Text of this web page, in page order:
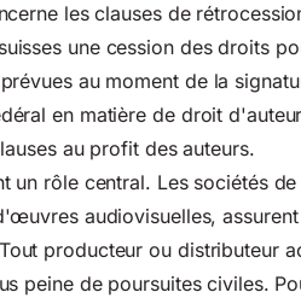
les clauses de
une cession des droits
au moment de la
en matière de droit
au profit des auteurs.
un rôle central. Les sociétés
audiovisuelles,
producteur ou distributeur
peine de poursuites civiles.